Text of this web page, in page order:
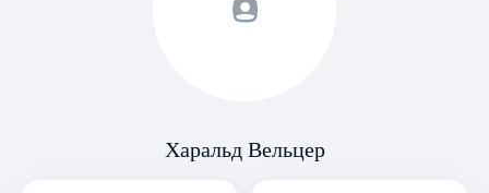
Харальд Вельцер